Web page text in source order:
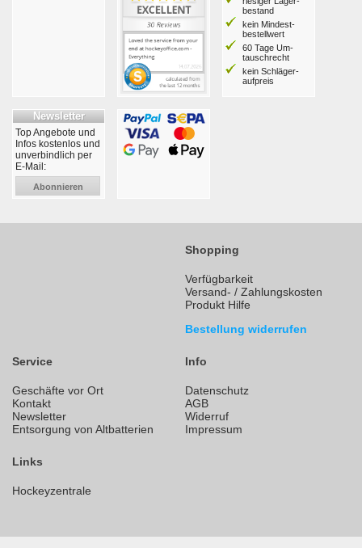
bestand
kein Mindest­
bestell­wert
60 Tage Um­
tausch­recht
kein Schläger­
aufpreis
Newsletter
Top Angebote und
Infos kostenlos und
unverbindlich per
E-Mail:
Abonnieren
Shopping
Verfügbarkeit
Versand- / Zahlungskosten
Produkt Hilfe
Bestellung widerrufen
Service
Geschäfte vor Ort
Kontakt
Newsletter
Entsorgung von Altbatterien
Info
Datenschutz
AGB
Widerruf
Impressum
Links
Hockeyzentrale